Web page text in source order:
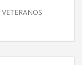
VETERANOS